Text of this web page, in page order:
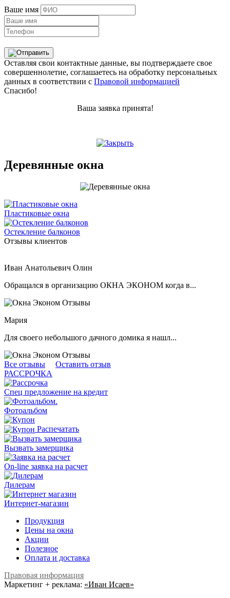
Ваше имя
Оставляя свои контактные данные, вы подтверждаете свое
совершеннолетие, соглашаетесь на обработку персональных
данных в соответствии с Правовой информацией
Спасибо!
Ваша заявка принята!
Деревянные окна
Пластиковые окна
Остекление балконов
Отзывы клиентов
Иван Анатольевич Олин
Обращался в организацию ОКНА ЭКОНОМ когда в...
Мария
Для своего небольшого дачного домика я нашл...
Все отзывы
Оставить отзыв
РАССРОЧКА
Спец предложение на кредит
.
Фотоальбом
Распечатать
Вызвать замерщика
On-line заявка на расчет
Дилерам
Интернет-магазин
Продукция
Цены на окна
Акции
Полезное
Оплата и доставка
Правовая информация
Маркетинг + реклама: «Иван Исаев»